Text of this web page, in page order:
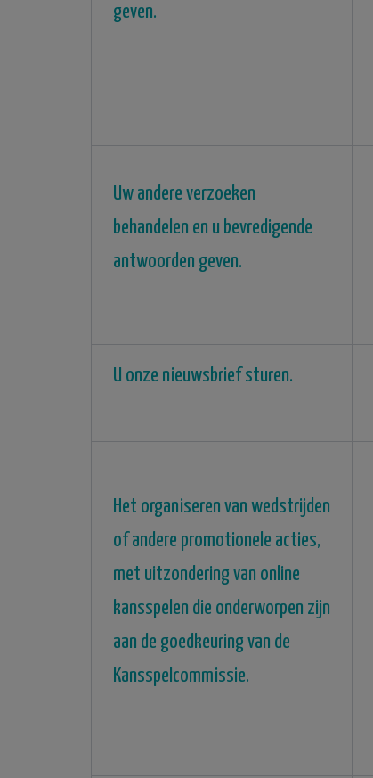
geven.
Uw andere verzoeken
behandelen en u bevredigende
antwoorden geven.
U onze nieuwsbrief sturen.
Het organiseren van wedstrijden
of andere promotionele acties,
met uitzondering van online
kansspelen die onderworpen zijn
aan de goedkeuring van de
Kansspelcommissie.